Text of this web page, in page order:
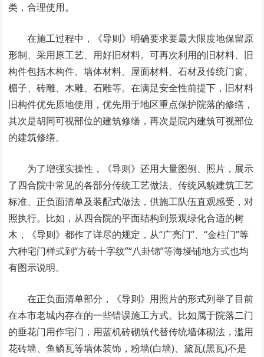
类，合理使用。
在施工过程中，《导则》明确要求要最大限度地保留原
形制、采用原工艺、用好旧材料。可再次利用的旧材料、旧
构件包括木构件、墙体材料、屋面材料、石材及传统门窗、
楣子、砖雕、木雕、石雕等。在满足安全性前提下，旧材料
旧构件优先原地使用，优先用于地区重点保护院落的修缮，
其次是胡同可视部位的建筑修缮，再次是院内建筑可视部位
的建筑修缮。
为了增强实操性，《导则》还用大量图例、照片，展示
了四合院中常见的各部分传统工艺做法、传统风貌建筑工艺
标准、正负面清单及装配式做法，供施工队伍直观感受，对
照执行。比如，从四合院的平面结构到景观绿化合适的树
木，《导则》都作了详尽的规定，从“广亮门”、“金柱门”等
六种宅门样式到“方砖十字纹”“八卦锦”等海墁铺地方式也均
有图示说明。
在正负面清单部分，《导则》用照片的形式列举了目前
在本市老城内存在的一些错误施工方式。比如属于院落二门
的垂花门用作宅门，用蓝机砖砌筑代替传统墙体砌法，滥用
花砖墙、鱼鳞瓦等墙体装饰，粉墙(白墙)、黛瓦(黑瓦)不是